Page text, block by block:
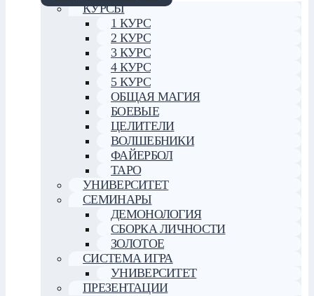
КУРСЫ
1 КУРС
2 КУРС
3 КУРС
4 КУРС
5 КУРС
ОБЩАЯ МАГИЯ
БОЕВЫЕ
ЦЕЛИТЕЛИ
ВОЛШЕБНИКИ
ФАЙЕРБОЛ
ТАРО
УНИВЕРСИТЕТ
СЕМИНАРЫ
ДЕМОНОЛОГИЯ
СБОРКА ЛИЧНОСТИ
ЗОЛОТОЕ
СИСТЕМА ИГРА
УНИВЕРСИТЕТ
ПРЕЗЕНТАЦИИ